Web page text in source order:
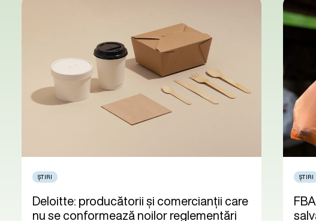
ȘTIRI
Deloitte: producătorii și comercianții care
nu se conformează noilor reglementări
ȘTIRI